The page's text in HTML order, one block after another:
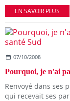
EN SAVOIR PLUS
07/10/2008
Renvoyé dans ses
qui recevait ses